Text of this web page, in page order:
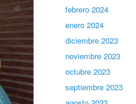
febrero 2024
enero 2024
diciembre 2023
noviembre 2023
octubre 2023
septiembre 2023